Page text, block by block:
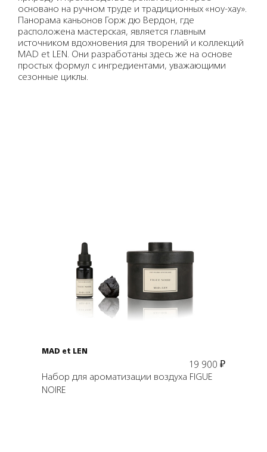
основано на ручном труде и традиционных «ноу-хау».
Панорама каньонов Горж дю Вердон, где
расположена мастерская, является главным
источником вдохновения для творений и коллекций
MAD et LEN. Они разработаны здесь же на основе
простых формул с ингредиентами, уважающими
сезонные циклы.
Подробнее
В корзину
MAD et LEN
19 900 ₽
Набор для ароматизации воздуха FIGUE
NOIRE